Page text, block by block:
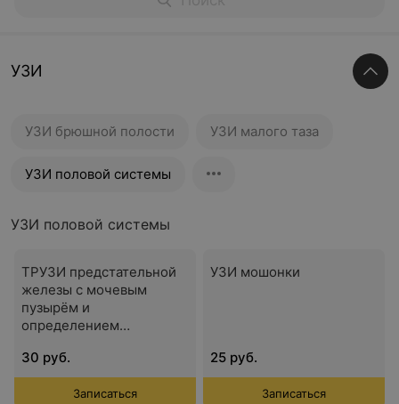
УЗИ
УЗИ брюшной полости УЗИ малого таза
УЗИ половой системы
УЗИ половой системы
ТРУЗИ предстательной
железы с мочевым
пузырём и
определением
30 руб.
Записаться
УЗИ мошонки
25 руб.
Записаться